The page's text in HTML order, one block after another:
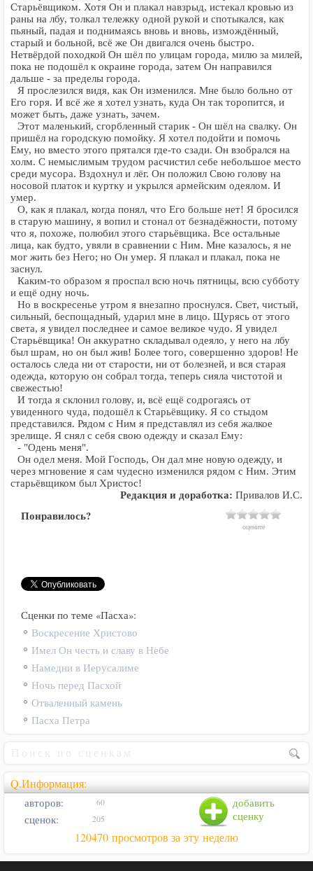
Старьёвщиком. Хотя Он и плакал навзрыд, истекал кровью из
раны на лбу, толкал тележку одной рукой и спотыкался, как
пьяный, падая и поднимаясь вновь и вновь, измождённый,
старый и больной, всё же Он двигался очень быстро.
Нетвёрдой походкой Он шёл по улицам города, милю за милей,
пока не подошёл к окраине города, затем Он направился
дальше - за пределы города.
Я прослезился видя, как Он изменился. Мне было больно от
Его горя. И всё же я хотел узнать, куда Он так торопится, и
может быть, даже узнать, зачем.
Этот маленький, сгорбленный старик - Он шёл на свалку. Он
пришёл на городскую помойку. Я хотел подойти и помочь
Ему, но вместо этого прятался где-то сзади. Он взобрался на
холм. С немыслимым трудом расчистил себе небольшое место
среди мусора. Вздохнул и лёг. Он положил Свою голову на
носовой платок и куртку и укрылся армейским одеялом. И
умер.
О, как я плакал, когда понял, что Его больше нет! Я бросился
в старую машину, я вопил и стонал от безнадёжности, потому
что я, похоже, полюбил этого старьёвщика. Все остальные
лица, как будто, увяли в сравнении с Ним. Мне казалось, я не
мог жить без Него; но Он умер. Я плакал и плакал, пока не
заснул.
Каким-то образом я проспал всю ночь пятницы, всю субботу
и ещё одну ночь.
Но в воскресенье утром я внезапно проснулся. Свет, чистый,
сильный, беспощадный, ударил мне в лицо. Щурясь от этого
света, я увидел последнее и самое великое чудо. Я увидел
Старьёвщика! Он аккуратно складывал одеяло, у него на лбу
был шрам, но он был жив! Более того, совершенно здоров! Не
осталось следа ни от старости, ни от болезней, и вся старая
одежда, которую он собрал тогда, теперь сияла чистотой и
свежестью!
И тогда я склонил голову, и, всё ещё содрогаясь от
увиденного чуда, подошёл к Старьёвщику. Я со стыдом
представился. Рядом с Ним я представлял из себя жалкое
зрелище. Я снял с себя свою одежду и сказал Ему:
- "Одень меня".
Он одел меня. Мой Господь, Он дал мне новую одежду, и
через мгновение я сам чудесно изменился рядом с Ним. Этим
старьёвщиком был Христос!
Редакция и доработка: Привалов И.С.
Понравилось?
оцените
Сценки по теме «Пасха»:
Воскресение Христово
Имел Он честь и славу в Небе
Намедни в Иерусалиме
Ночь перед Пасхой
Отваленный камень
Пасха Петра
Q.Информация:
добавить
сценку
авторов: 60
сценок: 205
120470 просмотров за эту неделю